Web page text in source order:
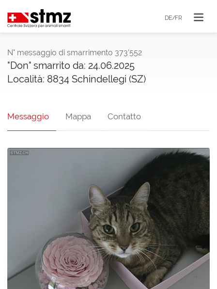
DE/FR
N° messaggio di smarrimento 373'552
"Don" smarrito da: 24.06.2025
Località: 8834 Schindellegi (SZ)
Messaggio Mappa Contatto